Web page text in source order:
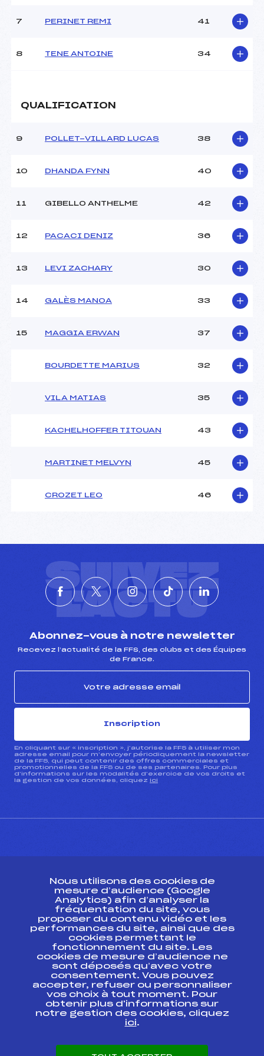
Catégorie :
CA1->SEN
7 PERINET REMI 41
8 TENE ANTOINE 34
QUALIFICATION
9 POLLET-VILLARD LUCAS 38
10 DHANDA FYNN 40
11 GIBELLO ANTHELME 42
12 PACACI DENIZ 36
13 LEVI ZACHARY 30
14 GALÈS MANOA 33
15 MAGGIA ERWAN 37
BOURDETTE MARIUS 32
VILA MATIAS 35
KACHELHOFFER TITOUAN 43
MARTINET MELVYN 45
CROZET LEO 46
SUIVEZ
L'ACTU
Abonnez-vous à notre newsletter
Recevez l’actualité de la FFS, des clubs et des Équipes
de France.
Inscription
En cliquant sur « inscription », j’autorise la FFS à utiliser mon
adresse email pour m’envoyer périodiquement la newsletter
de la FFS, qui peut contenir des offres commerciales et
promotionnelles de la FFS ou de ses partenaires. Pour plus
d’informations sur les modalités d’exercice de vos droits et
la gestion de vos données, cliquez ici
Ressources
Pass’Neige
Projet sportif fédéral
Projet de performance fédéral
Antidopage
Pôle Développement, Formation, Suivi
Scientifique
Listes ministérielles
Pôle vie de l’athlète
Enseignement professionnel
Nous utilisons des cookies de
mesure d’audience (Google
Analytics) afin d’analyser la
fréquentation du site, vous
proposer du contenu vidéo et les
performances du site, ainsi que des
cookies permettant le
fonctionnement du site. Les
cookies de mesure d’audience ne
sont déposés qu’avec votre
consentement. Vous pouvez
accepter, refuser ou personnaliser
vos choix à tout moment. Pour
obtenir plus d'informations sur
notre gestion des cookies, cliquez
ici.